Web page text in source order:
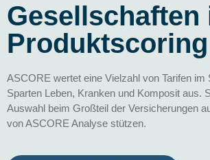
Gesellschaften
Produktscoring
ASCORE wertet eine Vielzahl von Tarifen im
Sparten Leben, Kranken und Komposit aus.
Auswahl beim Großteil der Versicherungen
von ASCORE Analyse stützen.